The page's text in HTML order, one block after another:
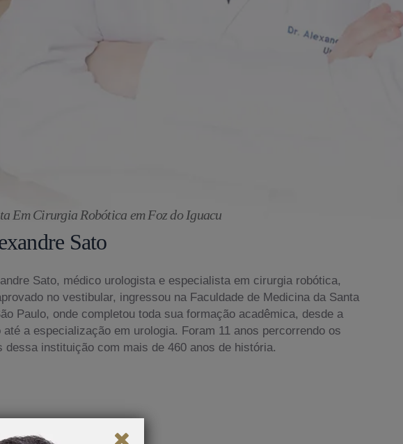
Em Cirurgia Robótica em Foz do Iguacu
Sato
Sato, médico urologista e especialista em cirurgia robótica,
no vestibular, ingressou na Faculdade de Medicina da Santa
Paulo, onde completou toda sua formação acadêmica, desde a
até a especialização em urologia. Foram 11 anos percorrendo os
dessa instituição com mais de 460 anos de história.